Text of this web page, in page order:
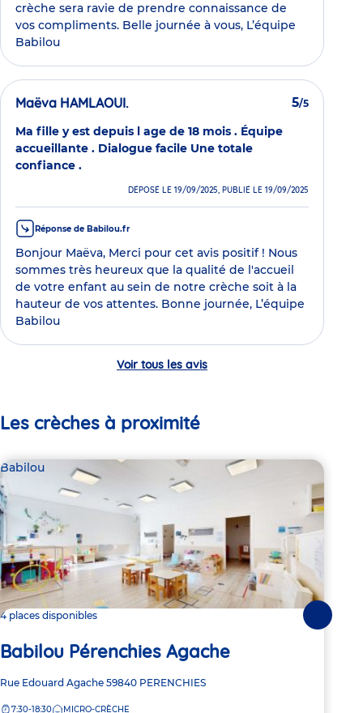
crèche sera ravie de prendre connaissance de
vos compliments. Belle journée à vous, L’équipe
Babilou
Maëva HAMLAOUI. 5/5
Ma fille y est depuis l age de 18 mois . Équipe
accueillante . Dialogue facile Une totale
confiance .
DÉPOSÉ LE 19/09/2025, PUBLIÉ LE 19/09/2025
Réponse de Babilou.fr
Bonjour Maëva, Merci pour cet avis positif ! Nous
sommes très heureux que la qualité de l'accueil
de votre enfant au sein de notre crèche soit à la
hauteur de vos attentes. Bonne journée, L’équipe
Babilou
Voir tous les avis
Les crèches à proximité
Babilou
4 places disponibles
Babilou Pérenchies Agache
Adresse
Rue Edouard Agache 59840 PERENCHIES
7:30-18:30 MICRO-CRÈCHE